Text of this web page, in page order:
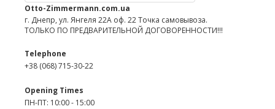
Otto-Zimmermann.com.ua
г. Днепр, ул. Янгеля 22А оф. 22 Точка самовывоза.
ТОЛЬКО ПО ПРЕДВАРИТЕЛЬНОЙ ДОГОВОРЕННОСТИ!!!
Telephone
+38 (068) 715-30-22
Opening Times
ПН-ПТ: 10:00 - 15:00